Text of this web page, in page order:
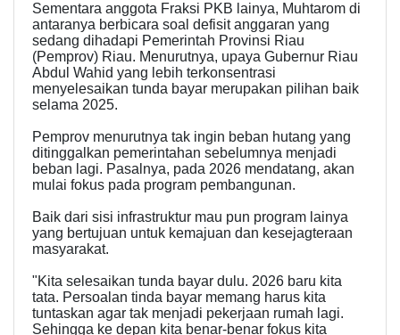
Sementara anggota Fraksi PKB lainya, Muhtarom di
antaranya berbicara soal defisit anggaran yang
sedang dihadapi Pemerintah Provinsi Riau
(Pemprov) Riau. Menurutnya, upaya Gubernur Riau
Abdul Wahid yang lebih terkonsentrasi
menyelesaikan tunda bayar merupakan pilihan baik
selama 2025.
Pemprov menurutnya tak ingin beban hutang yang
ditinggalkan pemerintahan sebelumnya menjadi
beban lagi. Pasalnya, pada 2026 mendatang, akan
mulai fokus pada program pembangunan.
Baik dari sisi infrastruktur mau pun program lainya
yang bertujuan untuk kemajuan dan kesejagteraan
masyarakat.
"Kita selesaikan tunda bayar dulu. 2026 baru kita
tata. Persoalan tinda bayar memang harus kita
tuntaskan agar tak menjadi pekerjaan rumah lagi.
Sehingga ke depan kita benar-benar fokus kita